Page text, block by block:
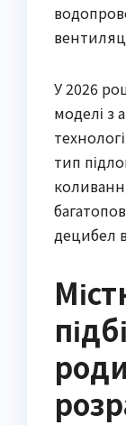
У 2026
моделі з
тип
децибел